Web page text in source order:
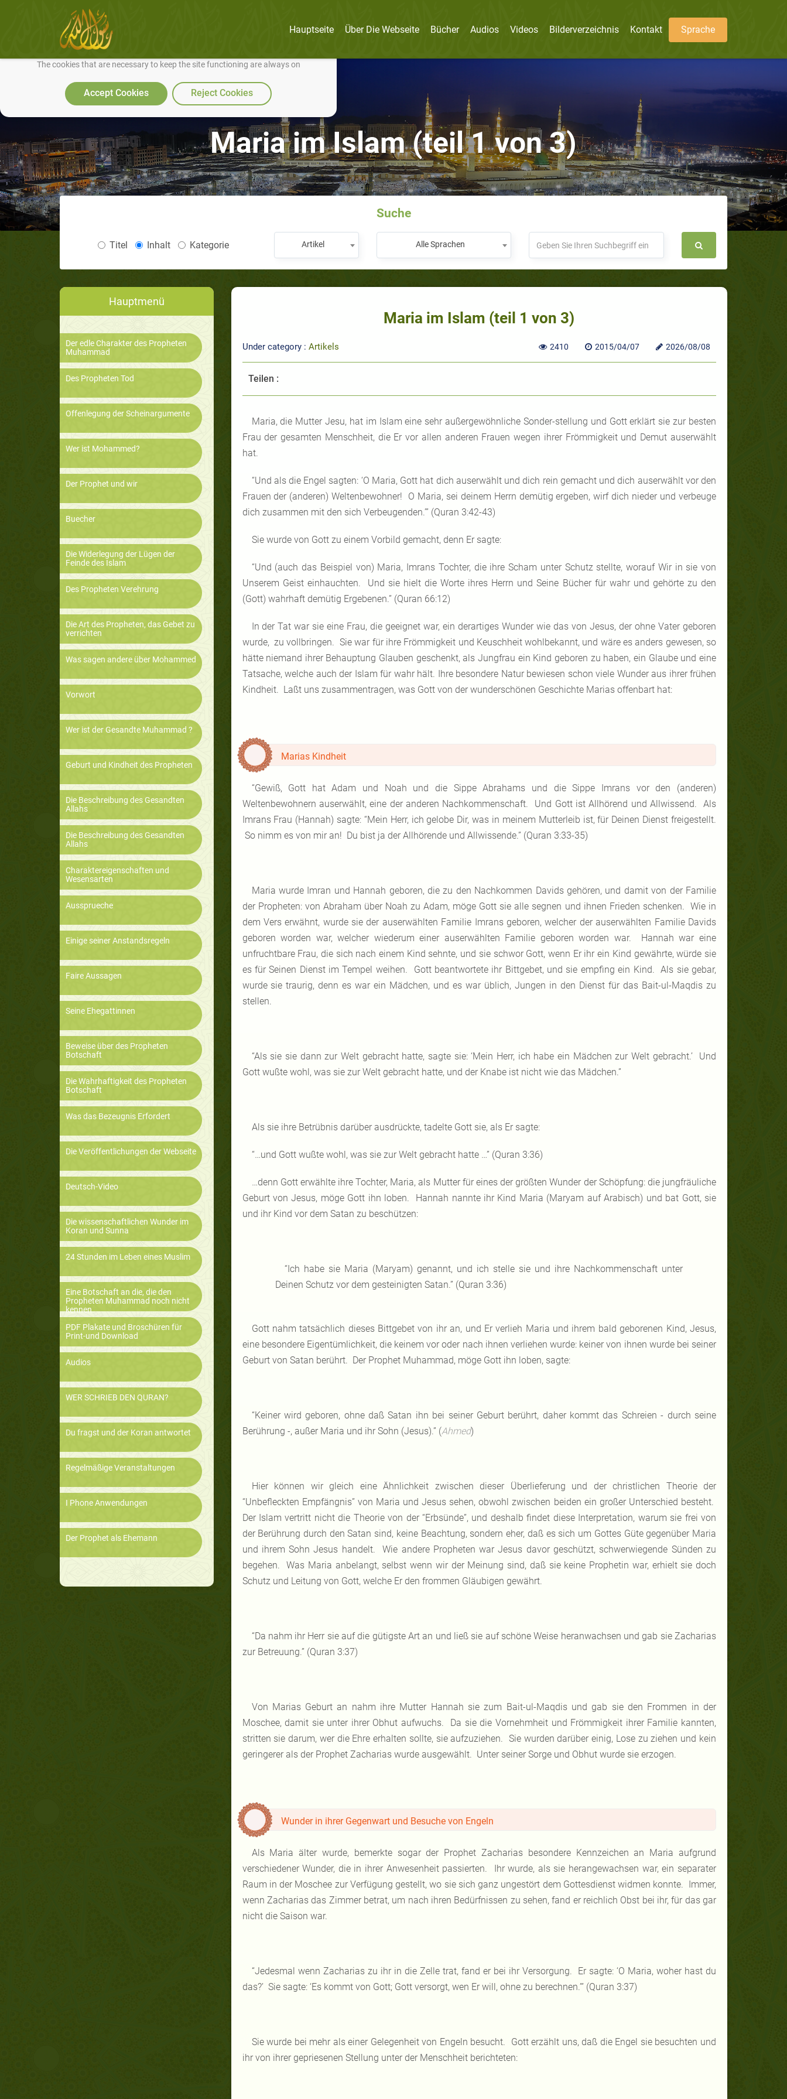
We use cookies to make our site work well for you and so we can continually improve it.
The cookies that are necessary to keep the site functioning are always on
Accept Cookies Reject Cookies
Hauptseite Über Die Webseite Bücher Audios Videos Bilderverzeichnis Kontakt Sprache
Maria im Islam (teil 1 von 3)
Suche
Titel Inhalt Kategorie Artikel Alle Sprachen
Hauptmenü
Der edle Charakter des Propheten
Muhammad
Des Propheten Tod
Offenlegung der Scheinargumente
Wer ist Mohammed?
Der Prophet und wir
Buecher
Die Widerlegung der Lügen der
Feinde des Islam
Des Propheten Verehrung
Die Art des Propheten, das Gebet zu
verrichten
Was sagen andere über Mohammed
Vorwort
Wer ist der Gesandte Muhammad ?
Geburt und Kindheit des Propheten
Die Beschreibung des Gesandten
Allahs
Die Beschreibung des Gesandten
Allahs
Charaktereigenschaften und
Wesensarten
Aussprueche
Einige seiner Anstandsregeln
Faire Aussagen
Seine Ehegattinnen
Beweise über des Propheten
Botschaft
Die Wahrhaftigkeit des Propheten
Botschaft
Was das Bezeugnis Erfordert
Die Veröffentlichungen der Webseite
Deutsch-Video
Die wissenschaftlichen Wunder im
Koran und Sunna
24 Stunden im Leben eines Muslim
Eine Botschaft an die, die den
Propheten Muhammad noch nicht
kennen
PDF Plakate und Broschüren für
Print-und Download
Audios
WER SCHRIEB DEN QURAN?
Du fragst und der Koran antwortet
Regelmäßige Veranstaltungen
I Phone Anwendungen
Der Prophet als Ehemann
Maria im Islam (teil 1 von 3)
Under category : Artikels 2410 2015/04/07 2026/08/08
Teilen :
Maria, die Mutter Jesu, hat im Islam eine sehr außergewöhnliche Sonder-stellung und Gott erklärt sie zur besten
Frau der gesamten Menschheit, die Er vor allen anderen Frauen wegen ihrer Frömmigkeit und Demut auserwählt
hat.
“Und als die Engel sagten: ‘O Maria, Gott hat dich auserwählt und dich rein gemacht und dich auserwählt vor den
Frauen der (anderen) Weltenbewohner! O Maria, sei deinem Herrn demütig ergeben, wirf dich nieder und verbeuge
dich zusammen mit den sich Verbeugenden.’” (Quran 3:42-43)
Sie wurde von Gott zu einem Vorbild gemacht, denn Er sagte:
“Und (auch das Beispiel von) Maria, Imrans Tochter, die ihre Scham unter Schutz stellte, worauf Wir in sie von
Unserem Geist einhauchten. Und sie hielt die Worte ihres Herrn und Seine Bücher für wahr und gehörte zu den
(Gott) wahrhaft demütig Ergebenen.” (Quran 66:12)
In der Tat war sie eine Frau, die geeignet war, ein derartiges Wunder wie das von Jesus, der ohne Vater geboren
wurde, zu vollbringen. Sie war für ihre Frömmigkeit und Keuschheit wohlbekannt, und wäre es anders gewesen, so
hätte niemand ihrer Behauptung Glauben geschenkt, als Jungfrau ein Kind geboren zu haben, ein Glaube und eine
Tatsache, welche auch der Islam für wahr hält. Ihre besondere Natur bewiesen schon viele Wunder aus ihrer frühen
Kindheit. Laßt uns zusammentragen, was Gott von der wunderschönen Geschichte Marias offenbart hat:
Marias Kindheit
“Gewiß, Gott hat Adam und Noah und die Sippe Abrahams und die Sippe Imrans vor den (anderen)
Weltenbewohnern auserwählt, eine der anderen Nachkommenschaft. Und Gott ist Allhörend und Allwissend. Als
Imrans Frau (Hannah) sagte: “Mein Herr, ich gelobe Dir, was in meinem Mutterleib ist, für Deinen Dienst freigestellt.
So nimm es von mir an! Du bist ja der Allhörende und Allwissende.” (Quran 3:33-35)
Maria wurde Imran und Hannah geboren, die zu den Nachkommen Davids gehören, und damit von der Familie
der Propheten: von Abraham über Noah zu Adam, möge Gott sie alle segnen und ihnen Frieden schenken. Wie in
dem Vers erwähnt, wurde sie der auserwählten Familie Imrans geboren, welcher der auserwählten Familie Davids
geboren worden war, welcher wiederum einer auserwählten Familie geboren worden war. Hannah war eine
unfruchtbare Frau, die sich nach einem Kind sehnte, und sie schwor Gott, wenn Er ihr ein Kind gewährte, würde sie
es für Seinen Dienst im Tempel weihen. Gott beantwortete ihr Bittgebet, und sie empfing ein Kind. Als sie gebar,
wurde sie traurig, denn es war ein Mädchen, und es war üblich, Jungen in den Dienst für das Bait-ul-Maqdis zu
stellen.
“Als sie sie dann zur Welt gebracht hatte, sagte sie: ‘Mein Herr, ich habe ein Mädchen zur Welt gebracht.’ Und
Gott wußte wohl, was sie zur Welt gebracht hatte, und der Knabe ist nicht wie das Mädchen.”
Als sie ihre Betrübnis darüber ausdrückte, tadelte Gott sie, als Er sagte:
“…und Gott wußte wohl, was sie zur Welt gebracht hatte …” (Quran 3:36)
…denn Gott erwählte ihre Tochter, Maria, als Mutter für eines der größten Wunder der Schöpfung: die jungfräuliche
Geburt von Jesus, möge Gott ihn loben. Hannah nannte ihr Kind Maria (Maryam auf Arabisch) und bat Gott, sie
und ihr Kind vor dem Satan zu beschützen:
“Ich habe sie Maria (Maryam) genannt, und ich stelle sie und ihre Nachkommenschaft unter
Deinen Schutz vor dem gesteinigten Satan.” (Quran 3:36)
Gott nahm tatsächlich dieses Bittgebet von ihr an, und Er verlieh Maria und ihrem bald geborenen Kind, Jesus,
eine besondere Eigentümlichkeit, die keinem vor oder nach ihnen verliehen wurde: keiner von ihnen wurde bei seiner
Geburt von Satan berührt. Der Prophet Muhammad, möge Gott ihn loben, sagte:
“Keiner wird geboren, ohne daß Satan ihn bei seiner Geburt berührt, daher kommt das Schreien - durch seine
Berührung -, außer Maria und ihr Sohn (Jesus).” (Ahmed)
Hier können wir gleich eine Ähnlichkeit zwischen dieser Überlieferung und der christlichen Theorie der
“Unbefleckten Empfängnis” von Maria und Jesus sehen, obwohl zwischen beiden ein großer Unterschied besteht.
Der Islam vertritt nicht die Theorie von der “Erbsünde”, und deshalb findet diese Interpretation, warum sie frei von
der Berührung durch den Satan sind, keine Beachtung, sondern eher, daß es sich um Gottes Güte gegenüber Maria
und ihrem Sohn Jesus handelt. Wie andere Propheten war Jesus davor geschützt, schwerwiegende Sünden zu
begehen. Was Maria anbelangt, selbst wenn wir der Meinung sind, daß sie keine Prophetin war, erhielt sie doch
Schutz und Leitung von Gott, welche Er den frommen Gläubigen gewährt.
“Da nahm ihr Herr sie auf die gütigste Art an und ließ sie auf schöne Weise heranwachsen und gab sie Zacharias
zur Betreuung.” (Quran 3:37)
Von Marias Geburt an nahm ihre Mutter Hannah sie zum Bait-ul-Maqdis und gab sie den Frommen in der
Moschee, damit sie unter ihrer Obhut aufwuchs. Da sie die Vornehmheit und Frömmigkeit ihrer Familie kannten,
stritten sie darum, wer die Ehre erhalten sollte, sie aufzuziehen. Sie wurden darüber einig, Lose zu ziehen und kein
geringerer als der Prophet Zacharias wurde ausgewählt. Unter seiner Sorge und Obhut wurde sie erzogen.
Wunder in ihrer Gegenwart und Besuche von Engeln
Als Maria älter wurde, bemerkte sogar der Prophet Zacharias besondere Kennzeichen an Maria aufgrund
verschiedener Wunder, die in ihrer Anwesenheit passierten. Ihr wurde, als sie herangewachsen war, ein separater
Raum in der Moschee zur Verfügung gestellt, wo sie sich ganz ungestört dem Gottesdienst widmen konnte. Immer,
wenn Zacharias das Zimmer betrat, um nach ihren Bedürfnissen zu sehen, fand er reichlich Obst bei ihr, für das gar
nicht die Saison war.
“Jedesmal wenn Zacharias zu ihr in die Zelle trat, fand er bei ihr Versorgung. Er sagte: ‘O Maria, woher hast du
das?’ Sie sagte: ‘Es kommt von Gott; Gott versorgt, wen Er will, ohne zu berechnen.’” (Quran 3:37)
Sie wurde bei mehr als einer Gelegenheit von Engeln besucht. Gott erzählt uns, daß die Engel sie besuchten und
ihr von ihrer gepriesenen Stellung unter der Menschheit berichteten: